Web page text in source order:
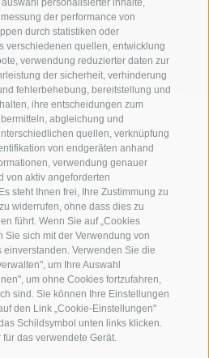
personalisierter inhalte,
der performance von
durch statistiken oder
verschiedenen quellen, entwicklung
verwendung reduzierter daten zur
der sicherheit, verhinderung
fehlerbehebung, bereitstellung und
ihre entscheidungen zum
abgleichung und
quellen, verknüpfung
von endgeräten anhand
verwendung genauer
von aktiv angeforderten
steht Ihnen frei, Ihre Zustimmung zu
widerrufen, ohne dass dies zu
führt. Wenn Sie auf „Cookies
Sie sich mit der Verwendung von
Verwenden Sie die
um Ihre Auswahl
um ohne Cookies fortzufahren,
sind. Sie können Ihre Einstellungen
den Link „Cookie-Einstellungen"
Schildsymbol unten links klicken.
das verwendete Gerät.
Unterkunftsliste
UNS